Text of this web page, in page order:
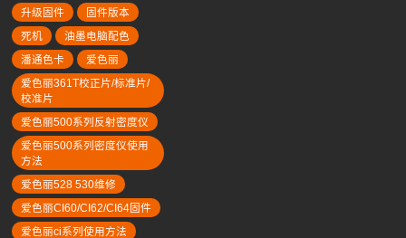
升级固件
固件版本
死机
油墨电脑配色
潘通色卡
爱色丽
爱色丽361T校正片/标准片/
校准片
爱色丽500系列反射密度仪
爱色丽500系列密度仪使用
方法
爱色丽528 530维修
爱色丽CI60/CI62/CI64固件
爱色丽ci系列使用方法